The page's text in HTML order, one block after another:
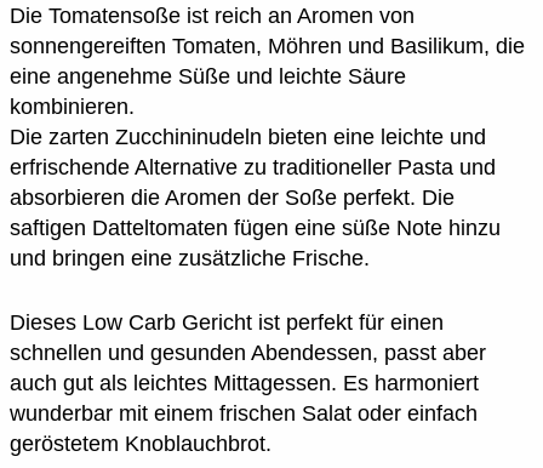
Die Tomatensoße ist reich an Aromen von
sonnengereiften Tomaten, Möhren und Basilikum, die
eine angenehme Süße und leichte Säure
kombinieren.
Die zarten Zucchininudeln bieten eine leichte und
erfrischende Alternative zu traditioneller Pasta und
absorbieren die Aromen der Soße perfekt. Die
saftigen Datteltomaten fügen eine süße Note hinzu
und bringen eine zusätzliche Frische.
Dieses Low Carb Gericht ist perfekt für einen
schnellen und gesunden Abendessen, passt aber
auch gut als leichtes Mittagessen. Es harmoniert
wunderbar mit einem frischen Salat oder einfach
geröstetem Knoblauchbrot.